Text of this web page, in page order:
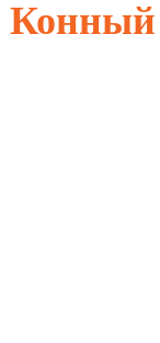
Конный